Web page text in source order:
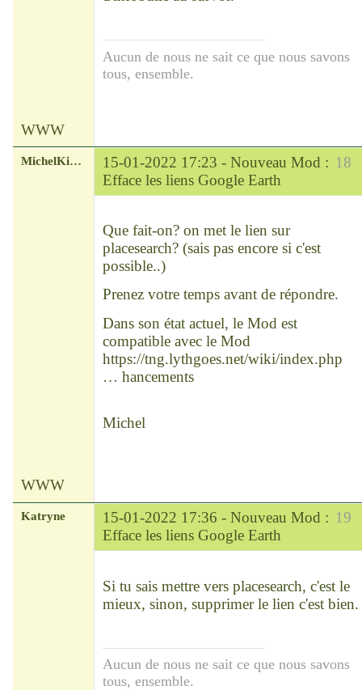
Aucun de nous ne sait ce que nous savons
tous, ensemble.
WWW
18
MichelKirsch 15-01-2022 17:23 - Nouveau Mod :
Efface les liens Google Earth
Que fait-on? on met le lien sur
placesearch? (sais pas encore si c'est
possible..)
Prenez votre temps avant de répondre.
Dans son état actuel, le Mod est
compatible avec le Mod
https://tng.lythgoes.net/wiki/index.php
… hancements
Michel
WWW
19
Katryne 15-01-2022 17:36 - Nouveau Mod :
Efface les liens Google Earth
Si tu sais mettre vers placesearch, c'est le
mieux, sinon, supprimer le lien c'est bien.
Aucun de nous ne sait ce que nous savons
tous, ensemble.